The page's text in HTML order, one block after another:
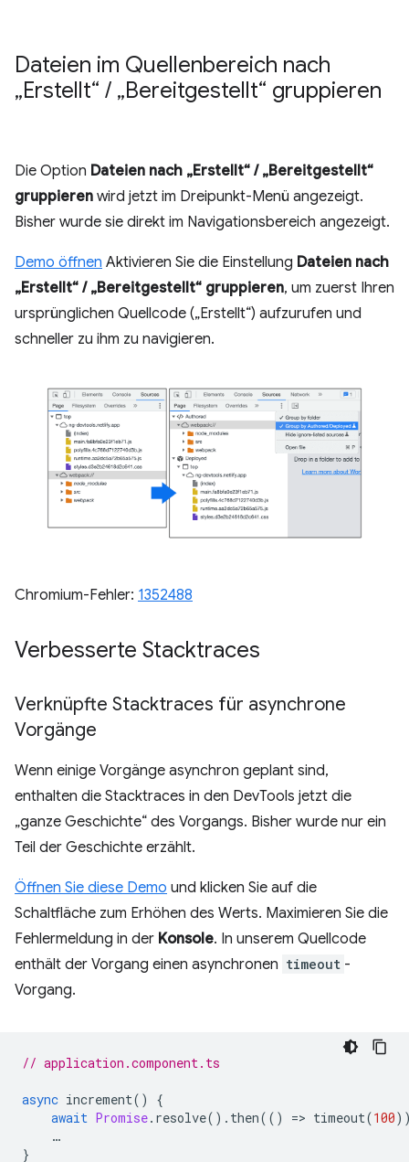
Dateien im Quellenbereich nach
„Erstellt“ / „Bereitgestellt“ gruppieren
Die Option Dateien nach „Erstellt“ / „Bereitgestellt“
gruppieren wird jetzt im Dreipunkt-Menü angezeigt.
Bisher wurde sie direkt im Navigationsbereich angezeigt.
Demo öffnen Aktivieren Sie die Einstellung Dateien nach
„Erstellt“ / „Bereitgestellt“ gruppieren, um zuerst Ihren
ursprünglichen Quellcode („Erstellt“) aufzurufen und
schneller zu ihm zu navigieren.
Chromium-Fehler: 1352488
Verbesserte Stacktraces
Verknüpfte Stacktraces für asynchrone
Vorgänge
Wenn einige Vorgänge asynchron geplant sind,
enthalten die Stacktraces in den DevTools jetzt die
„ganze Geschichte“ des Vorgangs. Bisher wurde nur ein
Teil der Geschichte erzählt.
Öffnen Sie diese Demo und klicken Sie auf die
Schaltfläche zum Erhöhen des Werts. Maximieren Sie die
Fehlermeldung in der Konsole. In unserem Quellcode
enthält der Vorgang einen asynchronen timeout -
Vorgang.
// application.component.ts
async increment()
{
await Promise. resolve(). then(() => timeout(100
…
}